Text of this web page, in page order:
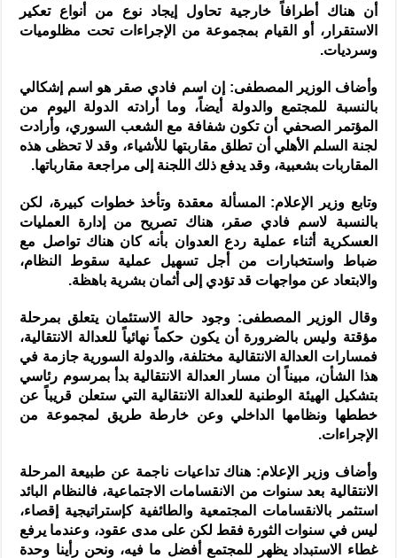
أن هناك أطرافاً خارجية تحاول إيجاد نوع من أنواع تعكير
الاستقرار، أو القيام بمجموعة من الإجراءات تحت مظلوميات
وسرديات.
وأضاف الوزير المصطفى: إن اسم فادي صقر هو اسم إشكالي
بالنسبة للمجتمع والدولة أيضاً، وما أرادته الدولة اليوم من
المؤتمر الصحفي أن تكون شفافة مع الشعب السوري، وأرادت
لجنة السلم الأهلي أن تطلق مقاربتها للأشياء، وقد لا تحظى هذه
المقاربات بشعبية، وقد يدفع ذلك اللجنة إلى مراجعة مقارباتها.
وتابع وزير الإعلام: المسألة معقدة وتأخذ خطوات كبيرة، لكن
بالنسبة لاسم فادي صقر، هناك تصريح من إدارة العمليات
العسكرية أثناء عملية ردع العدوان بأنه كان هناك تواصل مع
ضباط واستخبارات من أجل تسهيل عملية سقوط النظام،
والابتعاد عن مواجهات قد تؤدي إلى أثمان بشرية باهظة.
وقال الوزير المصطفى: وجود حالة الاستئمان يتعلق بمرحلة
مؤقتة وليس بالضرورة أن يكون حكماً نهائياً للعدالة الانتقالية،
فمسارات العدالة الانتقالية مختلفة، والدولة السورية جازمة في
هذا الشأن، مبيناً أن مسار العدالة الانتقالية بدأ بمرسوم رئاسي
بتشكيل الهيئة الوطنية للعدالة الانتقالية التي ستعلن قريباً عن
خططها ونظامها الداخلي وعن خارطة طريق لمجموعة من
الإجراءات.
وأضاف وزير الإعلام: هناك تداعيات ناجمة عن طبيعة المرحلة
الانتقالية بعد سنوات من الانقسامات الاجتماعية، فالنظام البائد
استثمر بالانقسامات المجتمعية والطائفية كإستراتيجية إقصاء،
ليس في سنوات الثورة فقط لكن على مدى عقود، وعندما يرفع
غطاء الاستبداد يظهر للمجتمع أفضل ما فيه، ونحن رأينا وحدة